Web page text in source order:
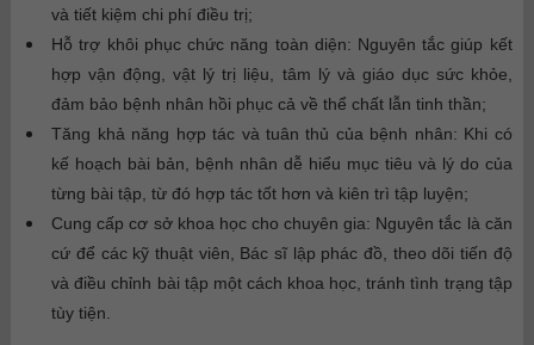
và tiết kiệm chi phí điều trị;
Hỗ trợ khôi phục chức năng toàn diện: Nguyên tắc giúp kết
hợp vận động, vật lý trị liệu, tâm lý và giáo dục sức khỏe,
đảm bảo bệnh nhân hồi phục cả về thể chất lẫn tinh thần;
Tăng khả năng hợp tác và tuân thủ của bệnh nhân: Khi có
kế hoạch bài bản, bệnh nhân dễ hiểu mục tiêu và lý do của
từng bài tập, từ đó hợp tác tốt hơn và kiên trì tập luyện;
Cung cấp cơ sở khoa học cho chuyên gia: Nguyên tắc là căn
cứ để các kỹ thuật viên, Bác sĩ lập phác đồ, theo dõi tiến độ
và điều chỉnh bài tập một cách khoa học, tránh tình trạng tập
tùy tiện.